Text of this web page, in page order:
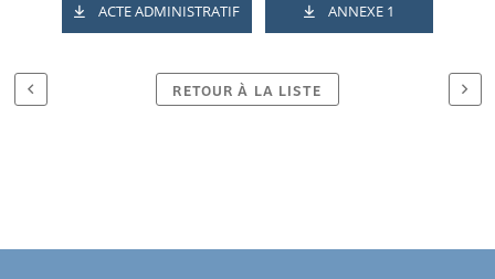
ACTE ADMINISTRATIF ANNEXE 1
RETOUR À LA LISTE